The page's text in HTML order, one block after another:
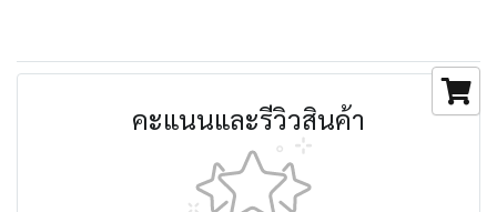
คะแนนและรีวิวสินค้า